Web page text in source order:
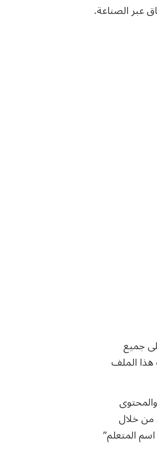
عبر الصناعة.
جميع
هذا الملف
من خلال
المتعلم”